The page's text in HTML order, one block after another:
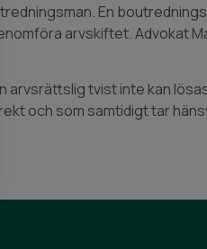
En
arvskiftet. Advokat
arvsrättslig tvist inte kan
och som samtidigt tar